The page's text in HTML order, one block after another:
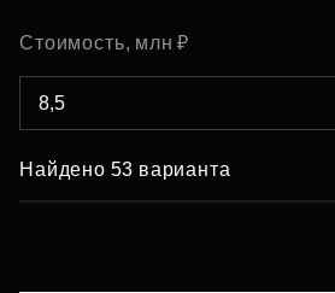
Стоимость, млн ₽
Найдено 53 варианта